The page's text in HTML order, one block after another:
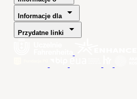
Informacje dla
Przydatne linki